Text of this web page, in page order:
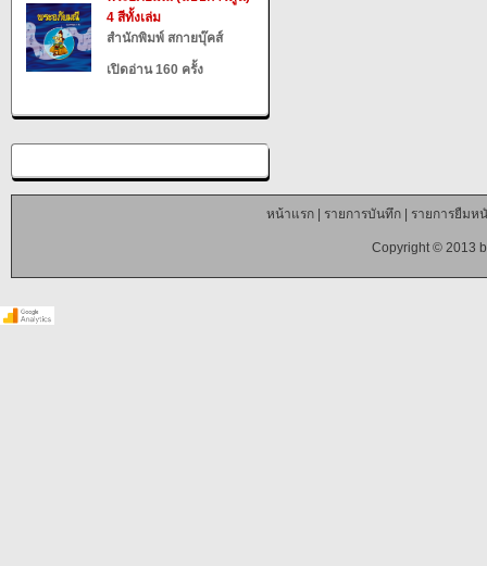
4 สีทั้งเล่ม
สำนักพิมพ์ สกายบุ๊คส์
เปิดอ่าน 160 ครั้ง
หน้าแรก| รายการบันทึก| รายการยืมห
Copyright © 2013